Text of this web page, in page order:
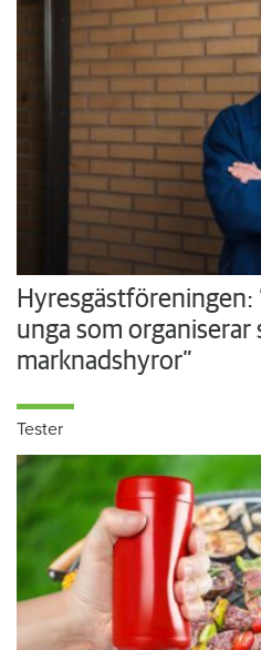
Hyresgästföreningen:
unga som organiserar
marknadshyror”
Tester